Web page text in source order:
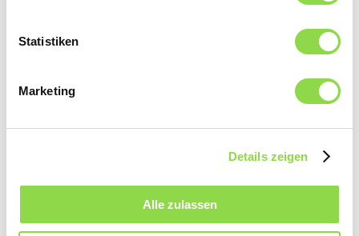
Statistiken
Marketing
Details zeigen
Alle zulassen
Comment disposer les aliments de manière
Bien utiliser ses appareils